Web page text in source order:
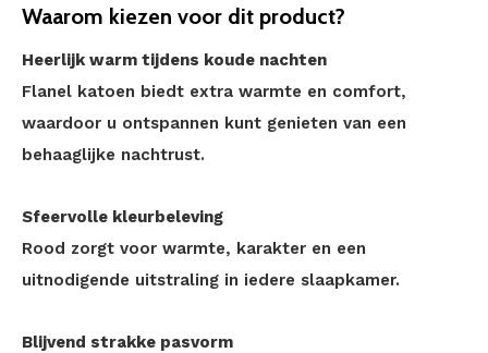
Waarom kiezen voor dit product?
Heerlijk warm tijdens koude nachten
Flanel katoen biedt extra warmte en comfort,
waardoor u ontspannen kunt genieten van een
behaaglijke nachtrust.
Sfeervolle kleurbeleving
Rood zorgt voor warmte, karakter en een
uitnodigende uitstraling in iedere slaapkamer.
Blijvend strakke pasvorm